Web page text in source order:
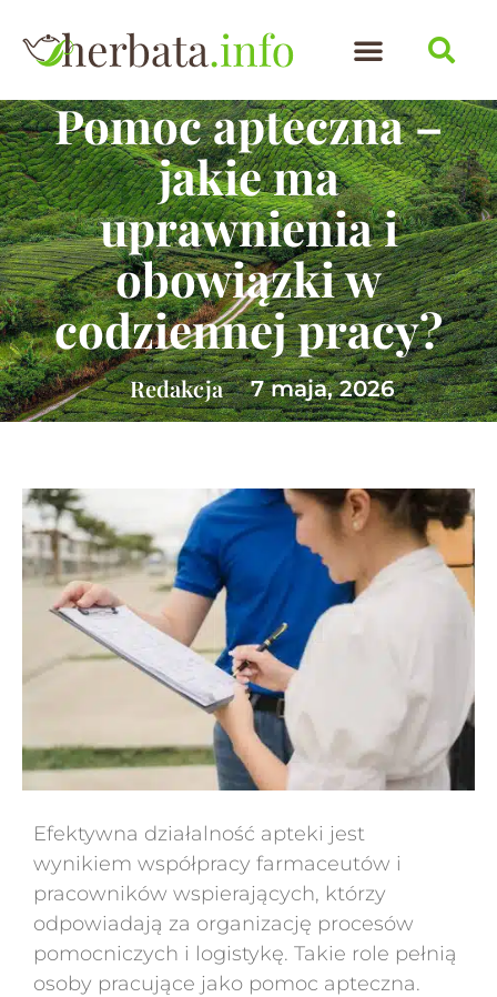
Pomoc apteczna –
jakie ma
uprawnienia i
obowiązki w
codziennej pracy?
Redakcja 7 maja, 2026
Efektywna działalność apteki jest
wynikiem współpracy farmaceutów i
pracowników wspierających, którzy
odpowiadają za organizację procesów
pomocniczych i logistykę. Takie role pełnią
osoby pracujące jako pomoc apteczna.